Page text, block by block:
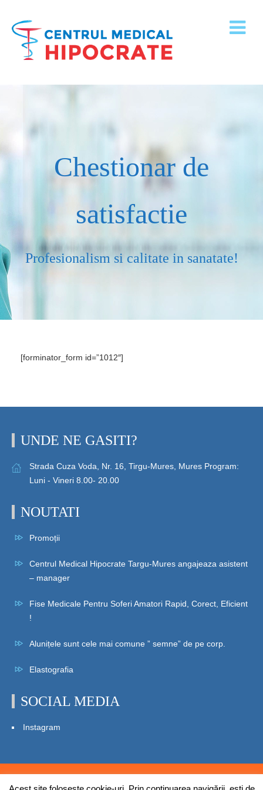
Chestionar de
satisfactie
Profesionalism si calitate in sanatate!
[forminator_form id=”1012″]
UNDE NE GASITI?
Strada Cuza Voda, Nr. 16, Tirgu-Mures, Mures Program:
Luni - Vineri 8.00- 20.00
NOUTATI
Promoții
Centrul Medical Hipocrate Targu-Mures angajeaza asistent
– manager
Fise Medicale Pentru Soferi Amatori Rapid, Corect, Eficient
!
Alunițele sunt cele mai comune ” semne” de pe corp.
Elastografia
SOCIAL MEDIA
Instagram
© 2021 Centrul Medical Hipocrate. Toate drepturile rezervate.